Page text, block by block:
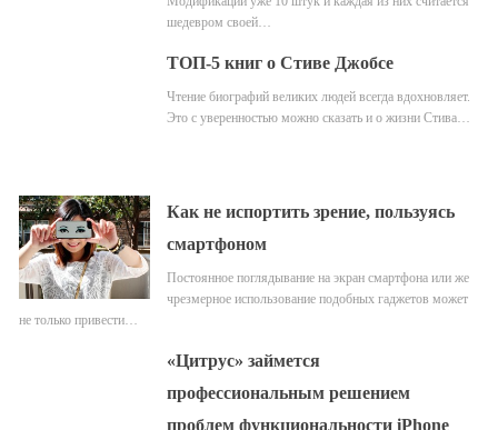
шедевром своей…
ТОП-5 книг о Стиве Джобсе
Чтение биографий великих людей всегда вдохновляет.
Это с уверенностью можно сказать и о жизни Стива…
Как не испортить зрение, пользуясь
смартфоном
Постоянное поглядывание на экран смартфона или же
чрезмерное использование подобных гаджетов может
не только привести…
«Цитрус» займется
профессиональным решением
проблем функциональности iPhone